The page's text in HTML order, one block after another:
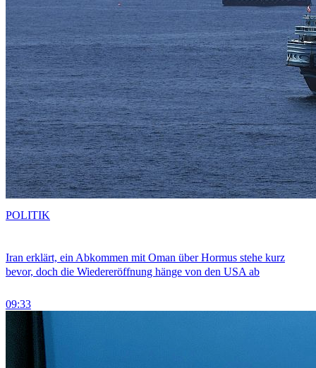
Iran erklärt, ein Abkommen mit Oman über Hormus stehe kurz
bevor, doch die Wiedereröffnung hänge von den USA ab
09:33
POLITIK